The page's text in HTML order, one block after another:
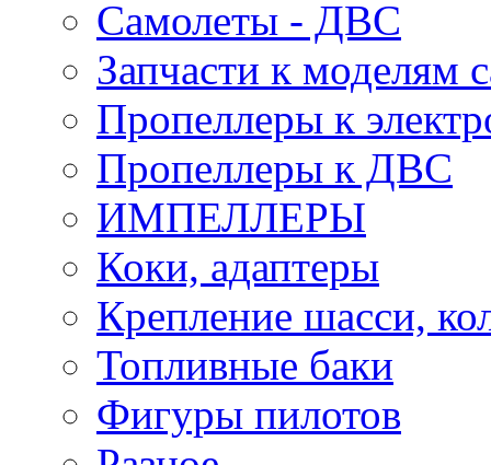
Самолеты - ДВС
Запчасти к моделям
Пропеллеры к
Пропеллеры к ДВС
ИМПЕЛЛЕРЫ
Коки, адаптеры
Крепление шасси,
Топливные баки
Фигуры пилотов